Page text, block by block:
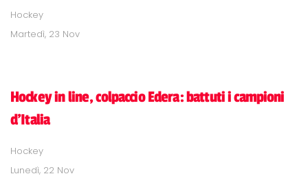
Hockey
Martedì, 23 Nov
Hockey in line, colpaccio Edera: battuti i campioni
d'Italia
Hockey
Lunedì, 22 Nov